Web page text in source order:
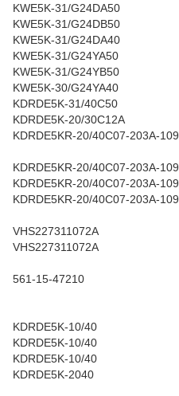
KWE5K-31/G24DA50
KWE5K-31/G24DB50
KWE5K-31/G24DA40
KWE5K-31/G24YA50
KWE5K-31/G24YB50
KWE5K-30/G24YA40
KDRDE5K-31/40C50
KDRDE5K-20/30C12A
KDRDE5KR-20/40C07-203A-109
KDRDE5KR-20/40C07-203A-109
KDRDE5KR-20/40C07-203A-109
KDRDE5KR-20/40C07-203A-109
VHS227311072A
VHS227311072A
561-15-47210
KDRDE5K-10/40
KDRDE5K-10/40
KDRDE5K-10/40
KDRDE5K-2040